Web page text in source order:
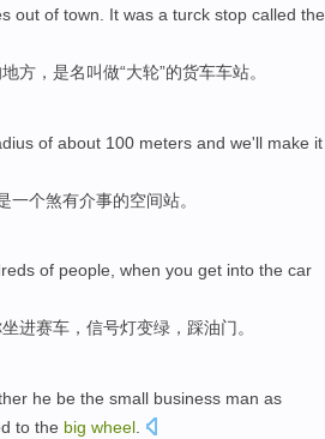
out of town . It was a turck stop called the
地方 ， 是名叫做“大轮”的货车车站。
of about 100 meters and we'll make it
一个煞有介事的空间站。
of people, when you get into the car
坐进赛车 ， 信号灯变绿 ，踩油门。
he be the small business man as
to the big wheel